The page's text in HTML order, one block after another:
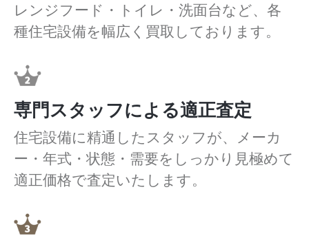
レンジフード・トイレ・洗面台など、各
種住宅設備を幅広く買取しております。
専門スタッフによる適正査定
住宅設備に精通したスタッフが、メーカ
ー・年式・状態・需要をしっかり見極めて
適正価格で査定いたします。